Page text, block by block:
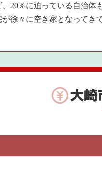
20％に迫っている自治体
徐々に空き家となってき
大崎